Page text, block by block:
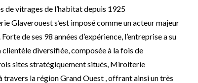
de vitrages de l’habitat depuis 1925
Glaverouest s’est imposé comme un acteur majeur
de ses 98 années d’expérience, l’entreprise a su
diversifiée, composée à la fois de
sites stratégiquement situés, Miroiterie
travers la région Grand Ouest , offrant ainsi un très